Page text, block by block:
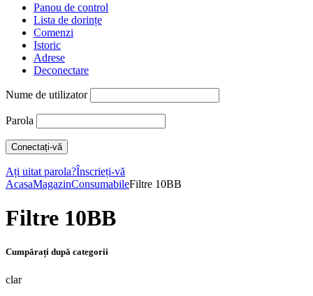
Panou de control
Lista de dorințe
Comenzi
Istoric
Adrese
Deconectare
Nume de utilizator
Parola
Ați uitat parola?Înscrieți-vă
AcasaMagazinConsumabileFiltre 10BB
Filtre 10BB
Cumpărați după categorii
clar